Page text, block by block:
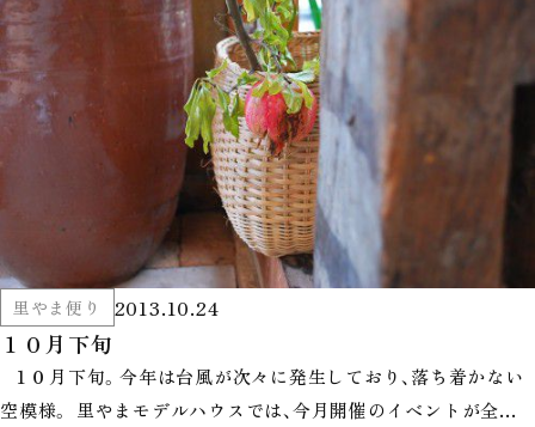
里やま便り 2013.10.24
１０月下旬
１０月下旬。今年は台風が次々に発生しており、落ち着かない
空模様。 里やまモデルハウスでは、今月開催のイベントが全て